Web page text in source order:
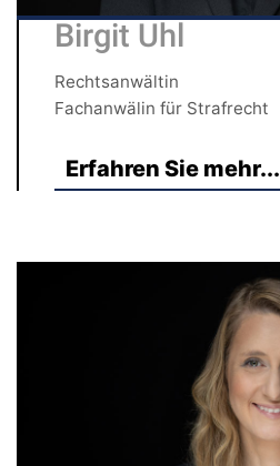
Birgit Uhl
Rechtsanwältin
Fachanwälin für Strafrecht
Erfahren Sie mehr...